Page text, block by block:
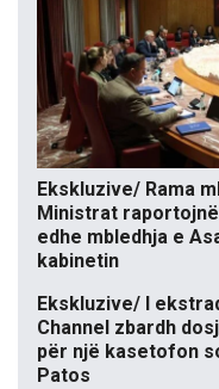
Ekskluzive/ Rama
Ministrat
edhe mbledhja e
kabinetin
Ekskluzive/ I
Channel zbardh
për një kasetofon
Patos